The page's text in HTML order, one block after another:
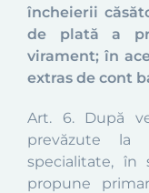
încheierii
de plată a
virament; în
extras de cont
Art. 6. După
prevăzute la
specialitate, în
propune